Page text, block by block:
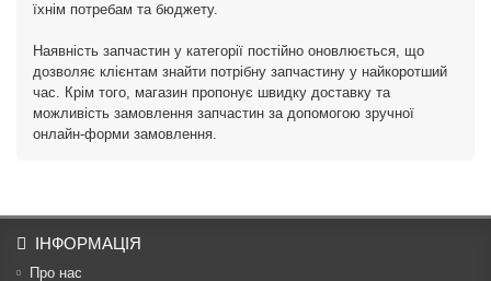
їхнім потребам та бюджету.
Наявність запчастин у категорії постійно оновлюється, що
дозволяє клієнтам знайти потрібну запчастину у найкоротший
час. Крім того, магазин пропонує швидку доставку та
можливість замовлення запчастин за допомогою зручної
онлайн-форми замовлення.
ІНФОРМАЦІЯ
Про нас